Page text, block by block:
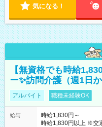
気になる！
【無資格でも時給
ー✨訪問介護（週1日
アルバイト 職種未経験OK
給与
時給1,830円～
時給1,830円以上 ※交